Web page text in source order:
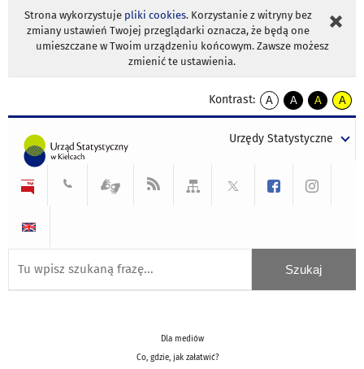
Strona wykorzystuje pliki cookies. Korzystanie z witryny bez
zmiany ustawień Twojej przeglądarki oznacza, że będą one
umieszczane w Twoim urządzeniu końcowym. Zawsze możesz
zmienić te ustawienia.
Kontrast:
A
kontrast
A
kontrast
tekst
czarnym
A
kontrast
tekst
czarnym
A
tekst
żółtym
Urzędy Statystyczne
Dla mediów
Co, gdzie, jak załatwić?